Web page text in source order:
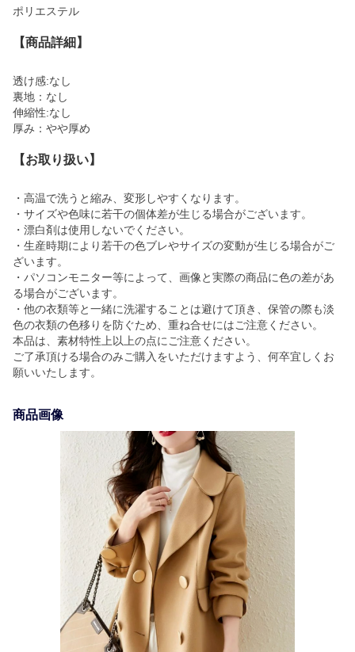
ポリエステル
【商品詳細】
透け感:なし
裏地：なし
伸縮性:なし
厚み：やや厚め
【お取り扱い】
・高温で洗うと縮み、変形しやすくなります。
・サイズや色味に若干の個体差が生じる場合がございます。
・漂白剤は使用しないでください。
・生産時期により若干の色ブレやサイズの変動が生じる場合がご
ざいます。
・パソコンモニター等によって、画像と実際の商品に色の差があ
る場合がございます。
・他の衣類等と一緒に洗濯することは避けて頂き、保管の際も淡
色の衣類の色移りを防ぐため、重ね合せにはご注意ください。
本品は、素材特性上以上の点にご注意ください。
ご了承頂ける場合のみご購入をいただけますよう、何卒宜しくお
願いいたします。
商品画像